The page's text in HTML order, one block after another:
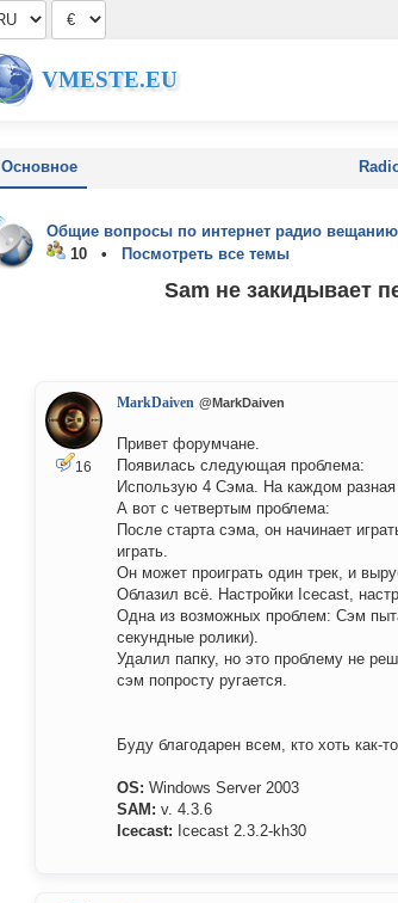
VMESTE.EU
Основное
Общие вопросы по интернет радио вещанию
10 •
Посмотреть все темы
Sam не закидывает
16
MarkDaiven @MarkDaiven
Привет форумчане.
Появилась следующая проблема:
Использую 4 Сэма. На каждом
А вот с четвертым проблема:
После старта сэма, он начинает
играть.
Он может проиграть один трек, и
Облазил всё. Настройки Icecast,
Одна из возможных проблем: Сэм
секундные ролики).
Удалил папку, но это проблему не
сэм попросту ругается.
Буду благодарен всем, кто хоть как-
OS: Windows Server 2003
SAM: v. 4.3.6
Icecast: Icecast 2.3.2-kh30